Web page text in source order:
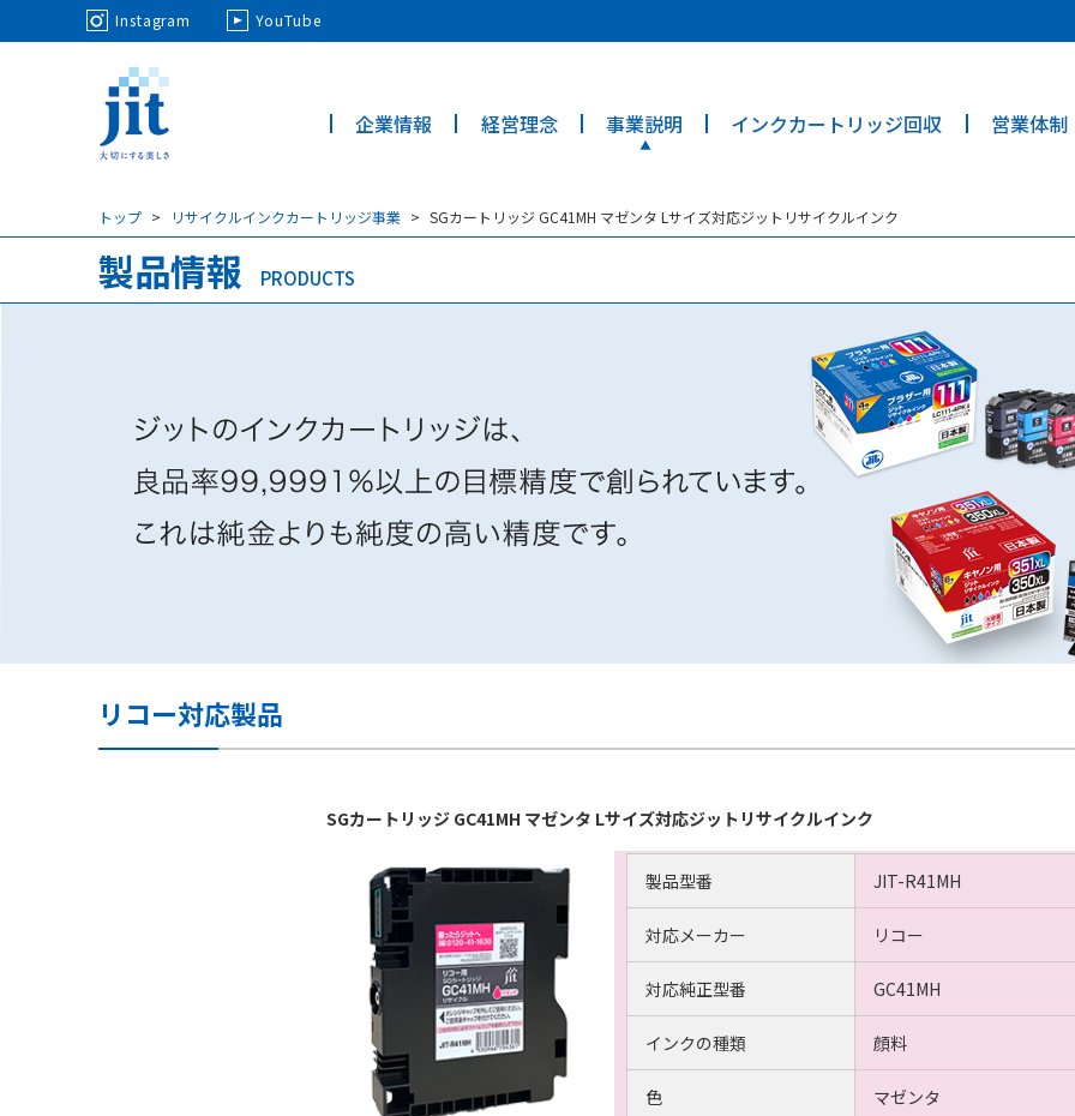
式会社
企業情報 経営理念 事業説明 インクカートリッジ回収 営業体制
Instagram YouTube
トップ リサイクルインクカートリッジ事業 SGカートリッジ GC41MH マゼンタ Lサイズ対応ジットリサイクルインク
製品情報 PRODUCTS
リコー対応製品
SGカートリッジ GC41MH マゼンタ Lサイズ対応ジットリサイクルインク
製品型番 JIT-R41MH
対応メーカー リコー
対応純正型番 GC41MH
インクの種類 顔料
色 マゼンタ
May we use cookies to track your activities? We take your privacy very seriously. Please see our privacy